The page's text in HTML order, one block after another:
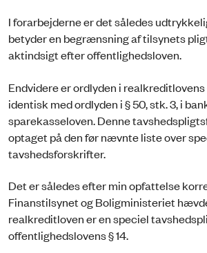
I forarbejderne er det således
betyder en begrænsning af tilsynets
aktindsigt efter offentlighedsloven.
Endvidere er ordlyden i
identisk med ordlyden i § 50, stk. 3, i
sparekasseloven. Denne
optaget på den før nævnte liste over
tavshedsforskrifter.
Det er således efter min opfattelse
Finanstilsynet og Boligministeriet
realkreditloven er en speciel
offentlighedslovens § 14.